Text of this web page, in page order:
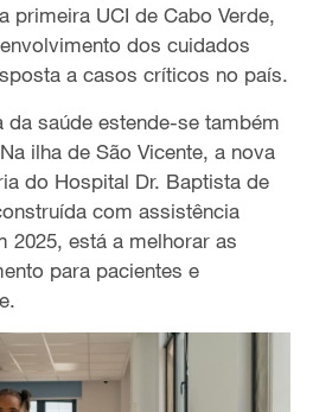
primeira UCI de Cabo Verde,
dos cuidados
a casos críticos no país.
da saúde estende-se também
ilha de São Vicente, a nova
do Hospital Dr. Baptista de
com assistência
2025, está a melhorar as
para pacientes e